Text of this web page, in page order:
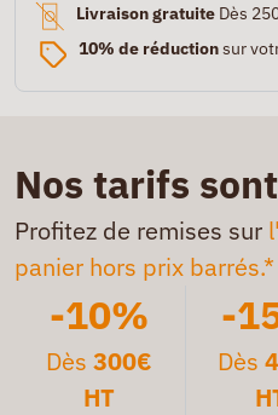
Livraison gratuite Dès
10% de réductionsur
Nos tarifs
Profitez de remises sur
panier hors prix barrés.*
-10%
Dès300€
HT
-
Dès